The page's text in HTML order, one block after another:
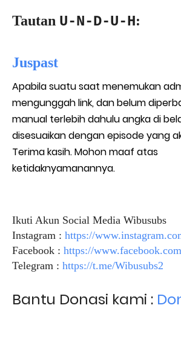
Tautan U-N-D-U-H:
Juspast
Apabila suatu saat menemukan
mengunggah link, dan belum
manual terlebih dahulu angka di
disesuaikan dengan episode yang
Terima kasih. Mohon maaf atas
ketidaknyamanannya.
Ikuti Akun Social Media Wibusubs
Instagram : https://
Facebook : https://
Telegram : https://t.me/Wibusubs2
Bantu Donasi kami :